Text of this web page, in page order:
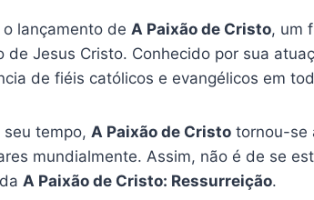
lançamento de A Paixão de Cristo, um
Jesus Cristo. Conhecido por sua
de fiéis católicos e evangélicos em
tempo, A Paixão de Cristo tornou-se
mundialmente. Assim, não é de se
A Paixão de Cristo: Ressurreição.